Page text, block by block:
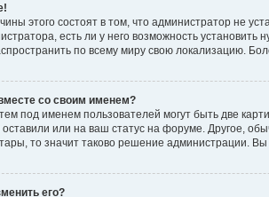
этого состоят в том, что администратор не
есть ли у него возможность
по всему миру свою локализацию.
со своим именем?
под именем пользователей могут быть две
или на ваш статус на форуме. Другое,
то значит таково решение администрации.
его?